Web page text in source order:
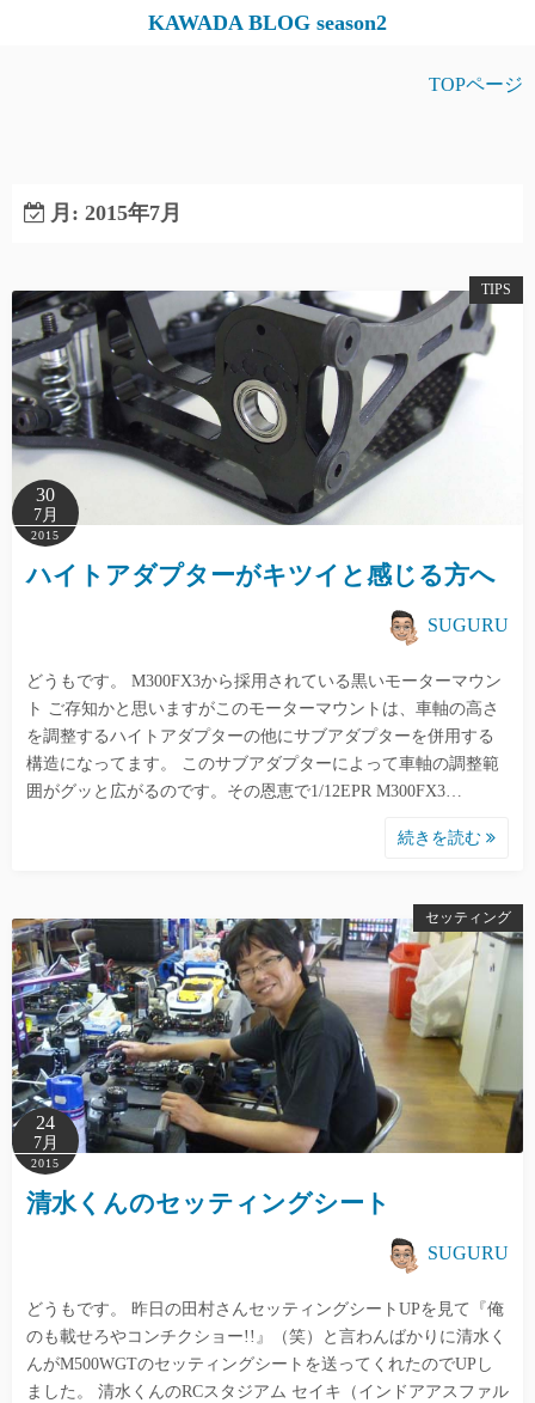
プ
KAWADA BLOG season2
TOPページ
月: 2015年7月
TIPS
30
7月
2015
ハイトアダプターがキツイと感じる方へ
SUGURU
どうもです。 M300FX3から採用されている黒いモーターマウン
ト ご存知かと思いますがこのモーターマウントは、車軸の高さ
を調整するハイトアダプターの他にサブアダプターを併用する
構造になってます。 このサブアダプターによって車軸の調整範
囲がグッと広がるのです。その恩恵で1/12EPR M300FX3…
続きを読む
セッティング
24
7月
2015
清水くんのセッティングシート
SUGURU
どうもです。 昨日の田村さんセッティングシートUPを見て『俺
のも載せろやコンチクショー!!』（笑）と言わんばかりに清水く
んがM500WGTのセッティングシートを送ってくれたのでUPし
ました。 清水くんのRCスタジアム セイキ（インドアアスファル